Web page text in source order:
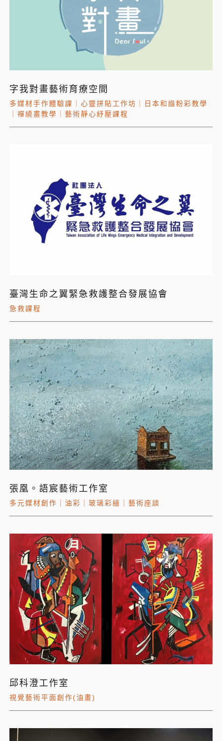
字我對畫藝術育療空間
多媒材手作體驗課 心靈拼貼工作坊
日本和諧粉彩教學
禪繞畫教學 藝術靜心紓壓課程
臺灣生命之翼緊急救護整合發展協會
急救課程
張凰。語宸藝術工作室
多元媒材創作 油彩 玻璃彩繪 藝術座談
邱科澄工作室
視覺藝術平面創作(油畫)